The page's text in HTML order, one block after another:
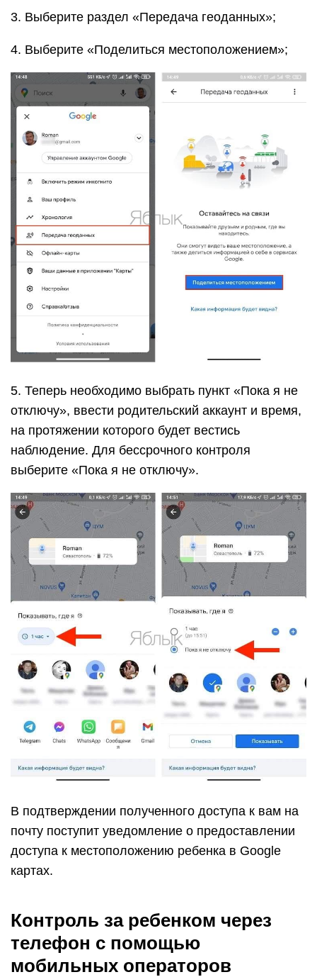
3. Выберите раздел «Передача геоданных»;
4. Выберите «Поделиться местоположением»;
5. Теперь необходимо выбрать пункт «Пока я не
отключу», ввести родительский аккаунт и время,
на протяжении которого будет вестись
наблюдение. Для бессрочного контроля
выберите «Пока я не отключу».
В подтверждении полученного доступа к вам на
почту поступит уведомление о предоставлении
доступа к местоположению ребенка в Google
картах.
Контроль за ребенком через
телефон с помощью
мобильных операторов